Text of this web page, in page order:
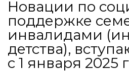
Новации по
поддержке
инвалидами
детства),
с 1 января 2025